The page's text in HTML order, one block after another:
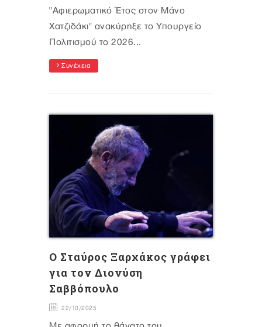
"Αφιερωματικό Έτος στον Μάνο
Χατζιδάκι" ανακύρηξε το Υπουργείο
Πολιτισμού το 2026...
Συνέχεια
O Σταύρος Ξαρχάκος γράφει
για τον Διονύση
Σαββόπουλο
22/10/2025